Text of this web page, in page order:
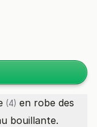
(4) en robe des
bouillante.